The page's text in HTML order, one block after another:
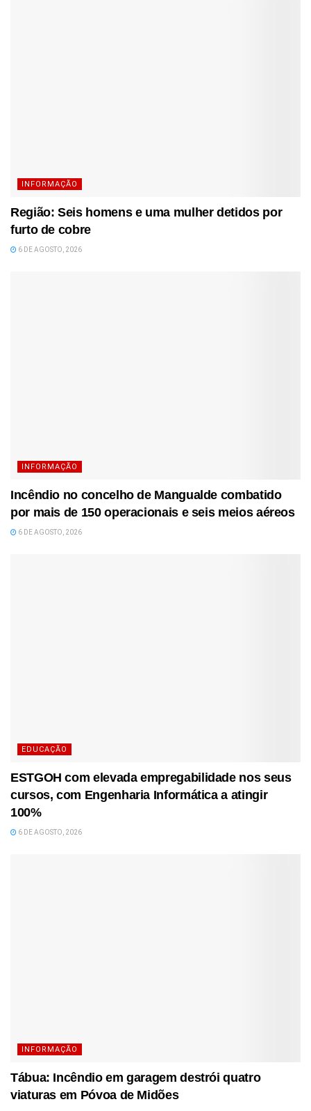
INFORMAÇÃO
Região: Seis homens e uma mulher detidos por
furto de cobre
6 DE AGOSTO, 2026
INFORMAÇÃO
Incêndio no concelho de Mangualde combatido
por mais de 150 operacionais e seis meios aéreos
6 DE AGOSTO, 2026
EDUCAÇÃO
ESTGOH com elevada empregabilidade nos seus
cursos, com Engenharia Informática a atingir
100%
6 DE AGOSTO, 2026
INFORMAÇÃO
Tábua: Incêndio em garagem destrói quatro
viaturas em Póvoa de Midões